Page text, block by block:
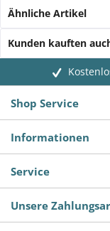
Ähnliche Artikel
Kunden kauften
Shop Service
Informationen
Service
Unsere